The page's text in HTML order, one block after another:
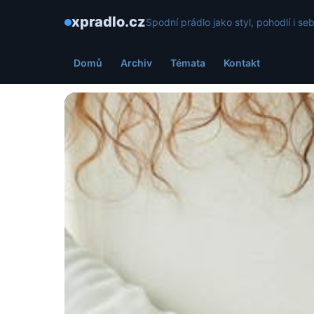
xpradlo.czSpodní prádlo jako styl, pohodlí i
Domů Archiv Témata Kontakt